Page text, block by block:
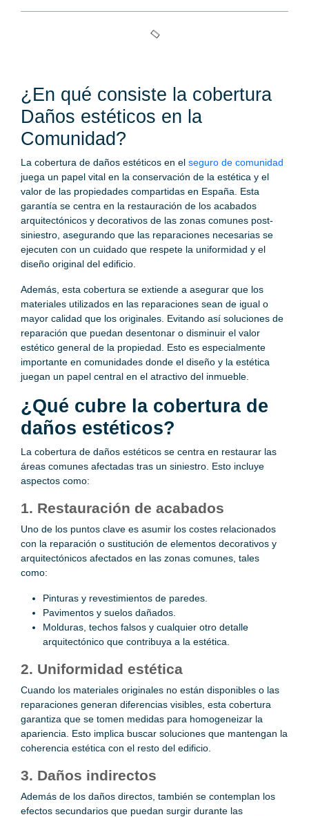
¿En qué consiste la cobertura
Daños estéticos en la
Comunidad?
La cobertura de daños estéticos en el seguro de comunidad
juega un papel vital en la conservación de la estética y el
valor de las propiedades compartidas en España. Esta
garantía se centra en la restauración de los acabados
arquitectónicos y decorativos de las zonas comunes post-
siniestro, asegurando que las reparaciones necesarias se
ejecuten con un cuidado que respete la uniformidad y el
diseño original del edificio.
Además, esta cobertura se extiende a asegurar que los
materiales utilizados en las reparaciones sean de igual o
mayor calidad que los originales. Evitando así soluciones de
reparación que puedan desentonar o disminuir el valor
estético general de la propiedad. Esto es especialmente
importante en comunidades donde el diseño y la estética
juegan un papel central en el atractivo del inmueble.
¿Qué cubre la cobertura de
daños estéticos?
La cobertura de daños estéticos se centra en restaurar las
áreas comunes afectadas tras un siniestro. Esto incluye
aspectos como:
1. Restauración de acabados
Uno de los puntos clave es asumir los costes relacionados
con la reparación o sustitución de elementos decorativos y
arquitectónicos afectados en las zonas comunes, tales
como:
Pinturas y revestimientos de paredes.
Pavimentos y suelos dañados.
Molduras, techos falsos y cualquier otro detalle
arquitectónico que contribuya a la estética.
2. Uniformidad estética
Cuando los materiales originales no están disponibles o las
reparaciones generan diferencias visibles, esta cobertura
garantiza que se tomen medidas para homogeneizar la
apariencia. Esto implica buscar soluciones que mantengan la
coherencia estética con el resto del edificio.
3. Daños indirectos
Además de los daños directos, también se contemplan los
efectos secundarios que puedan surgir durante las